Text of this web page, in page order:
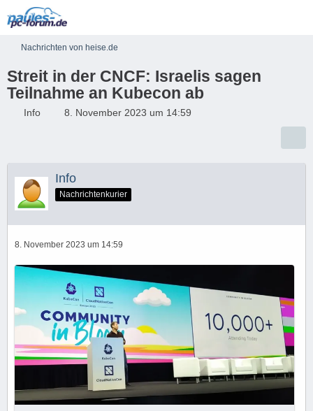
Nachrichten von heise.de
Streit in der CNCF: Israelis sagen
Teilnahme an Kubecon ab
Info 8. November 2023 um 14:59
Info
Nachrichtenkurier
8. November 2023 um 14:59